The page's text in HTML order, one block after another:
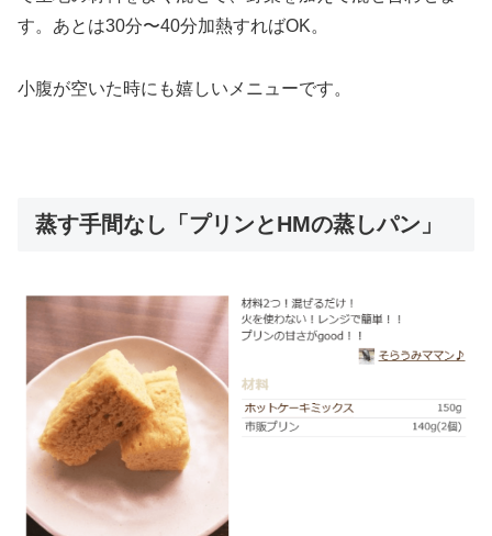
す。あとは30分〜40分加熱すればOK。
小腹が空いた時にも嬉しいメニューです。
蒸す手間なし「プリンとHMの蒸しパン」